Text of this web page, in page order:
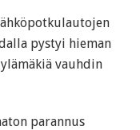
pystyi hieman
vauhdin
parannus